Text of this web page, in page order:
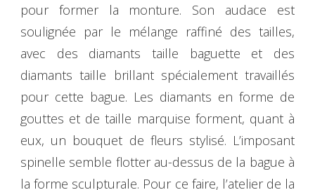
pour former la monture. Son audace est
soulignée par le mélange raffiné des tailles,
avec des diamants taille baguette et des
diamants taille brillant spécialement travaillés
pour cette bague. Les diamants en forme de
gouttes et de taille marquise forment, quant à
eux, un bouquet de fleurs stylisé. L’imposant
spinelle semble flotter au-dessus de la bague à
la forme sculpturale. Pour ce faire, l’atelier de la